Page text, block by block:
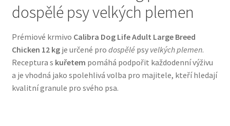
Bozita pro psy — Švédské krmivo s nordickou kvalitou
Brit pro psy
Granule pro psy
dospělé psy velkých plemen
Prémiové krmivo Calibra Dog Life Adult Large Breed
Chicken 12 kgje určené pro dospělépsy velkých plemen.
Receptura s kuřetem pomáhá podpořit každodenní výživu
a je vhodná jako spolehlivá volba pro majitele, kteří hledají
kvalitní granule pro svého psa.